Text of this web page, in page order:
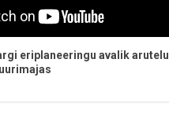
eriplaneeringu avalik arutelu